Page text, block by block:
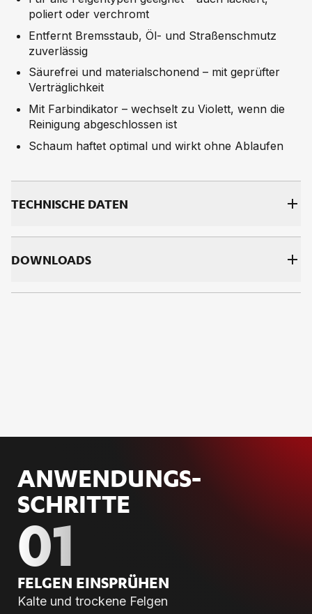
poliert oder verchromt
Entfernt Bremsstaub, Öl- und Straßenschmutz
zuverlässig
Säurefrei und materialschonend – mit geprüfter
Verträglichkeit
Mit Farbindikator – wechselt zu Violett, wenn die
Reinigung abgeschlossen ist
Schaum haftet optimal und wirkt ohne Ablaufen
TECH­NI­SCHE DA­TEN
DOWNLOADS
ANWENDUNGS­
SCHRITTE
01
FEL­GEN EIN­SPRÜ­HEN
Kalte und trockene Felgen